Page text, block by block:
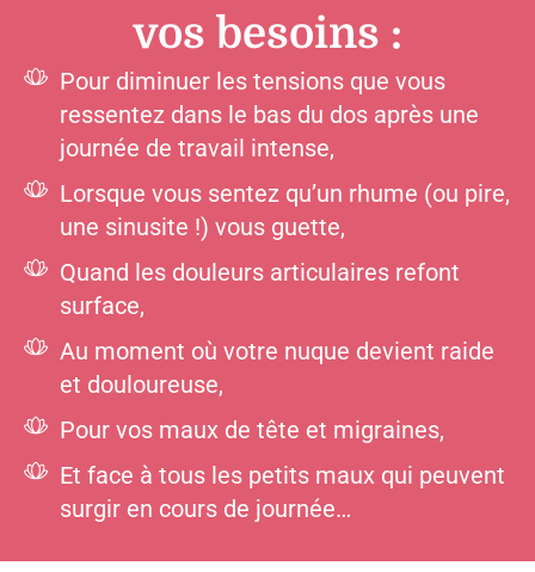
vos besoins :
Pour diminuer les tensions que vous
ressentez dans le bas du dos après une
journée de travail intense,
Lorsque vous sentez qu’un rhume (ou pire,
une sinusite !) vous guette,
Quand les douleurs articulaires refont
surface,
Au moment où votre nuque devient raide
et douloureuse,
Pour vos maux de tête et migraines,
Et face à tous les petits maux qui peuvent
surgir en cours de journée…